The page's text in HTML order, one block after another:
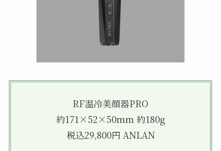
RF温冷美顔器PRO
約171×52×50mm 約180g
税込29,800円 ANLAN